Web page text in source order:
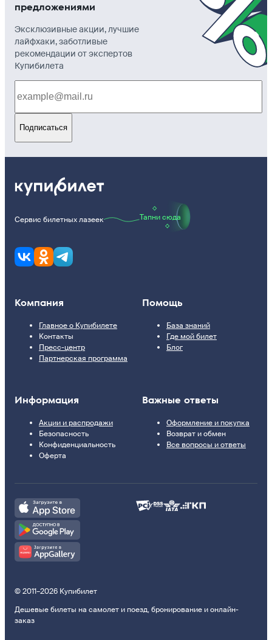
предложениями
Эксклюзивные акции, лучшие
лайфхаки, заботливые
рекомендации от экспертов
Купибилета
Подписаться
Сервис билетных лазеек Тапни сюда
Компания
Главное о Купибилете
Контакты
Пресс-центр
Партнерская программа
Помощь
База знаний
Где мой билет
Блог
Информация
Акции и распродажи
Безопасность
Конфиденциальность
Оферта
Важные ответы
Оформление и покупка
Возврат и обмен
Все вопросы и ответы
© 2011–2026 Купибилет
Дешевые билеты на самолет и поезд, бронирование и онлайн-
заказ